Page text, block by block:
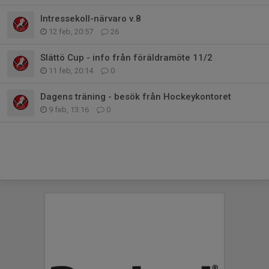
Intressekoll-närvaro v.8
12 feb, 20:57 26
Slättö Cup - info från föräldramöte 11/2
11 feb, 20:14 0
Dagens träning - besök från Hockeykontoret
9 feb, 13:16 0